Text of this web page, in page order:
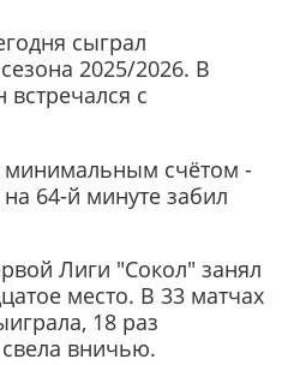
сыграл
2025/2026. В
с
минимальным счётом -
64-й минуте забил
Лиги "Сокол" занял
место. В 33 матчах
18 раз
вничью.